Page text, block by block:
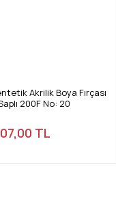
Akrilik Boya Fırçası
200F No: 20
TL